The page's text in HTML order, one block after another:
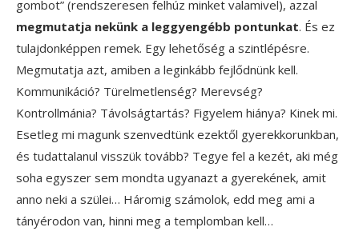
gombot” (rendszeresen felhúz minket valamivel), azzal
megmutatja nekünk a leggyengébb pontunkat. És ez
tulajdonképpen remek. Egy lehetőség a szintlépésre.
Megmutatja azt, amiben a leginkább fejlődnünk kell.
Kommunikáció? Türelmetlenség? Merevség?
Kontrollmánia? Távolságtartás? Figyelem hiánya? Kinek mi.
Esetleg mi magunk szenvedtünk ezektől gyerekkorunkban,
és tudattalanul visszük tovább? Tegye fel a kezét, aki még
soha egyszer sem mondta ugyanazt a gyerekének, amit
anno neki a szülei… Háromig számolok, edd meg ami a
tányérodon van, hinni meg a templomban kell…